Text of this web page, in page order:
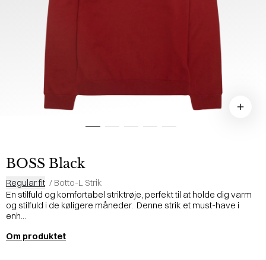
BOSS Black
Regular fit / Botto-L Strik
En stilfuld og komfortabel striktrøje, perfekt til at holde dig varm
og stilfuld i de køligere måneder. Denne strik et must-have i
enh...
Om produktet